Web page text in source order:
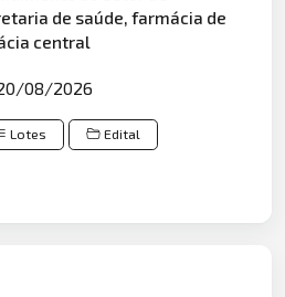
de saúde, farmácia de
central
08/2026
Lotes Edital